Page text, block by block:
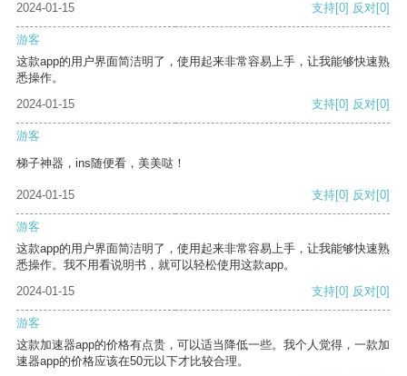
2024-01-15
支持[0] 反对[0]
游客
这款app的用户界面简洁明了，使用起来非常容易上手，让我能够快速熟
悉操作。
2024-01-15
支持[0] 反对[0]
游客
梯子神器，ins随便看，美美哒！
2024-01-15 支持[0] 反对[0]
游客
这款app的用户界面简洁明了，使用起来非常容易上手，让我能够快速熟
悉操作。我不用看说明书，就可以轻松使用这款app。
2024-01-15
支持[0] 反对[0]
游客
这款加速器app的价格有点贵，可以适当降低一些。我个人觉得，一款加
速器app的价格应该在50元以下才比较合理。